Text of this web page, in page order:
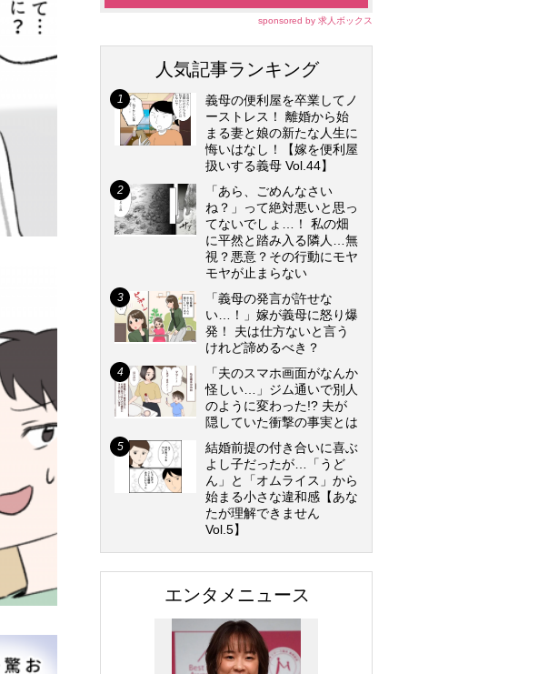
sponsored by 求人ボックス
人気記事ランキング
義母の便利屋を卒業してノ
ーストレス！ 離婚から始
まる妻と娘の新たな人生に
悔いはなし！【嫁を便利屋
扱いする義母 Vol.44】
「あら、ごめんなさい
ね？」って絶対悪いと思っ
てないでしょ…！ 私の畑
に平然と踏み入る隣人…無
視？悪意？その行動にモヤ
モヤが止まらない
「義母の発言が許せな
い…！」嫁が義母に怒り爆
発！ 夫は仕方ないと言う
けれど諦めるべき？
「夫のスマホ画面がなんか
怪しい…」ジム通いで別人
のように変わった!? 夫が
隠していた衝撃の事実とは
結婚前提の付き合いに喜ぶ
よし子だったが…「うど
ん」と「オムライス」から
始まる小さな違和感【あな
たが理解できません
Vol.5】
エンタメニュース